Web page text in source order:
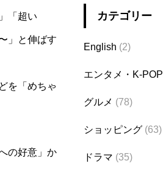
「超い
」と伸ばす
を「めちゃ
の好意」か
カテゴリー
English (2)
エンタメ・K-POP
グルメ (78)
ショッピング (63)
ドラマ (35)